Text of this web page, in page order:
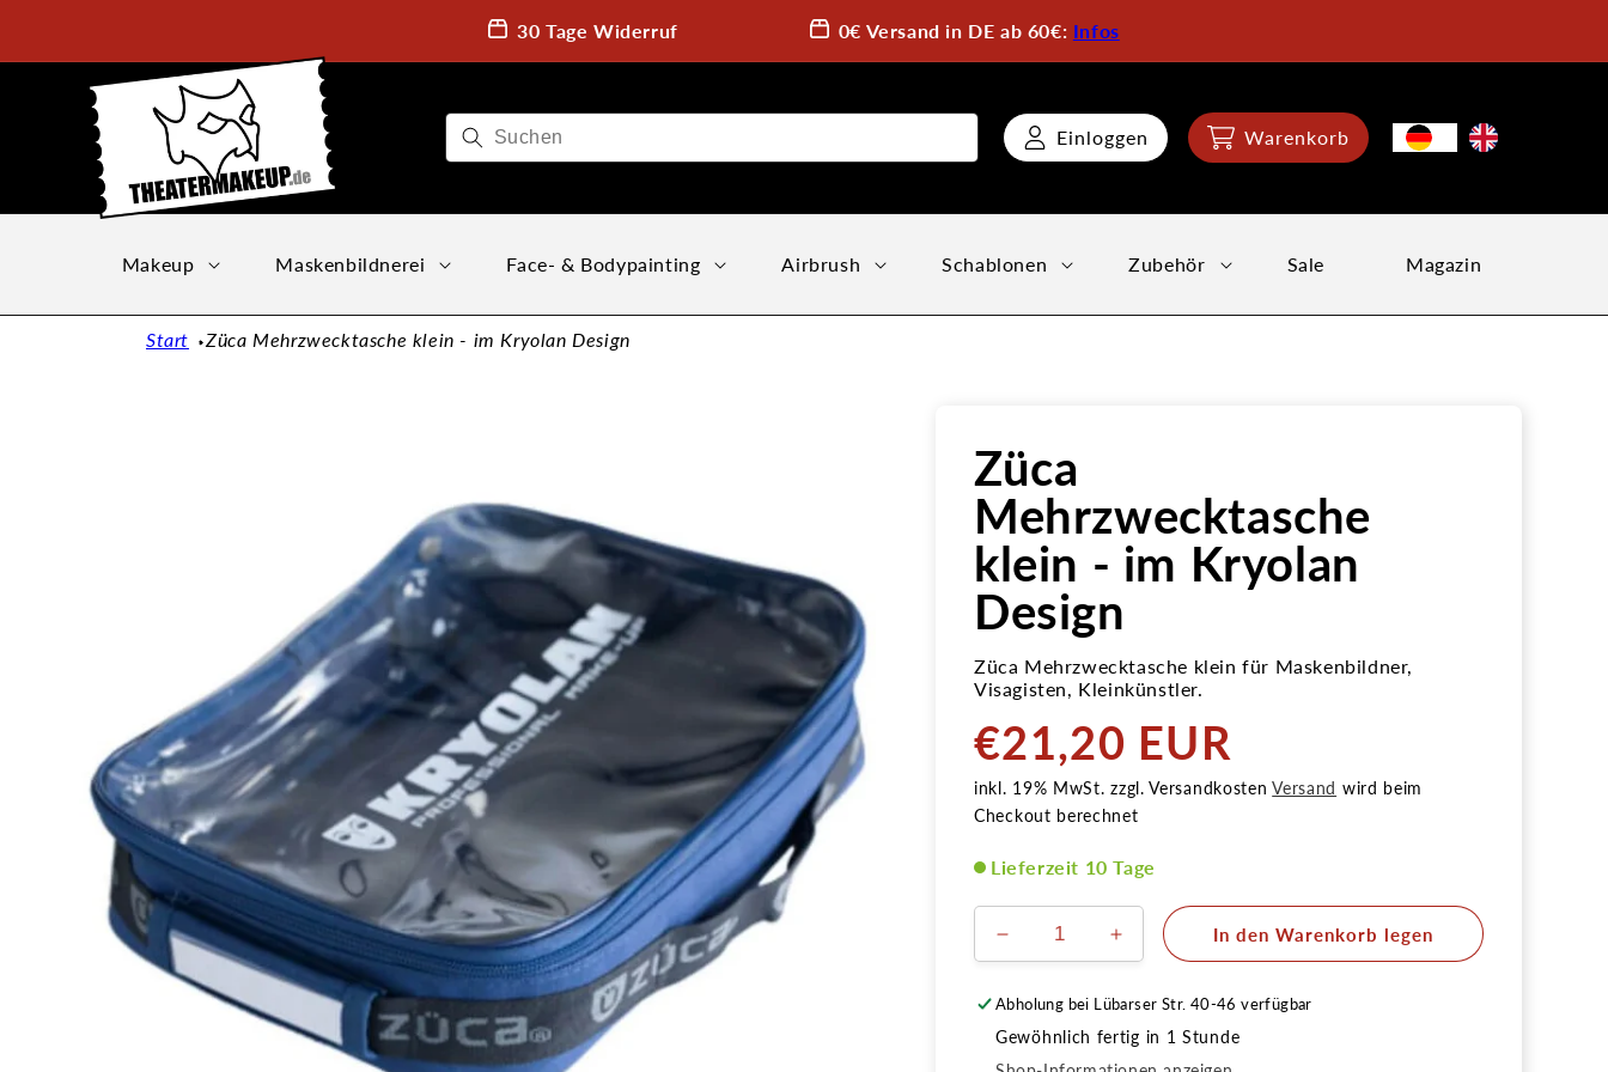
30 Tage Widerruf 0€ Versand in DE ab 60€: Infos
Einloggen Warenkorb
Makeup Maskenbildnerei Face- & Bodypainting Airbrush Schablonen Zubehör Sale Magazin
Start Züca Mehrzwecktasche klein - im Kryolan Design
Züca
Mehrzwecktasche
klein - im Kryolan
Design
Züca Mehrzwecktasche klein für Maskenbildner,
Visagisten, Kleinkünstler.
Normaler
Preis
€21,20 EUR
inkl. 19% MwSt. zzgl. VersandkostenVersand wird beim
Checkout berechnet
Lieferzeit 10 Tage
Verringere
die
Menge
Züca
Erhöhe
die
Menge
Züca
In den Warenkorb legen
Abholung bei Lübarser Str. 40-46 verfügbar
Gewöhnlich fertig in 1 Stunde